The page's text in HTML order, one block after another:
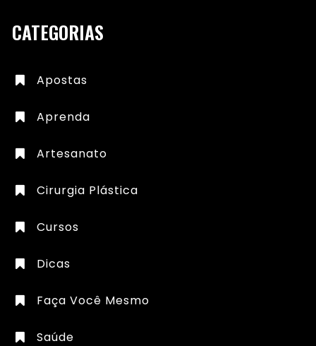
CATEGORIAS
Apostas
Aprenda
Artesanato
Cirurgia Plástica
Cursos
Dicas
Faça Você Mesmo
Saúde